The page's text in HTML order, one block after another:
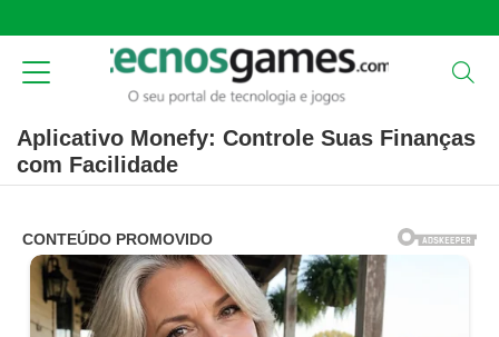
Aplicativo Monefy: Controle Suas Finanças
com Facilidade